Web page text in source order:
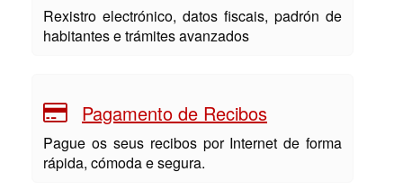
Rexistro electrónico, datos fiscais, padrón de
habitantes e trámites avanzados
Pagamento de Recibos
Pague os seus recibos por Internet de forma
rápida, cómoda e segura.